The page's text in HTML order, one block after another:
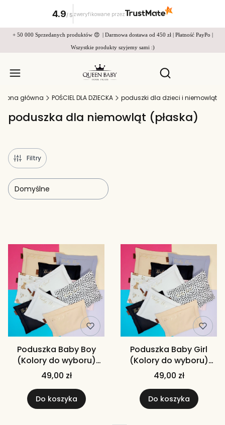
+ 50 000 Sprzedanych produktów 😍 | Darmowa dostawa od 450 zł | Płatność PayPo |
Wszystkie produkty szyjemy sami :)
Otwórz
główna POŚCIEL DLA DZIECKA poduszki dla dzieci i niemowląt
poduszka dla niemowląt (płaska)
Filtry
Domyślne
Poduszka Baby Boy
(Kolory do wyboru)
płaska dla niemowlaka
pierwsza poduszka do
wózka
49,00 zł
Do koszyka
Poduszka Baby Girl
(Kolory do wyboru)
płaska dla niemowlaka
pierwsza poduszka
49,00 zł
Do koszyka
4.9/ 5 zweryfikowane przez